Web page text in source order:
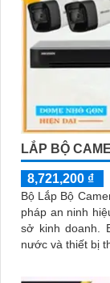
LẮP BỘ
8,721,200 ₫
Bộ Lắp Bộ
pháp an ninh
sở kinh doanh. Bộ sản phẩm này bao gồm camera chống
nước và thiết bị